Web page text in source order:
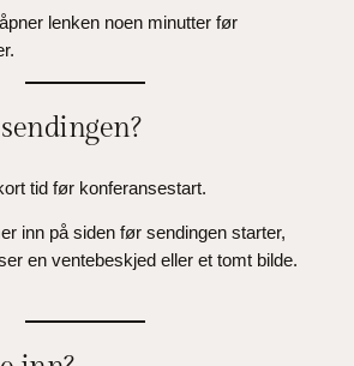
lenken noen minutter før
tid før konferansestart.
inn på siden før sendingen starter,
en ventebeskjed eller et tomt bilde.